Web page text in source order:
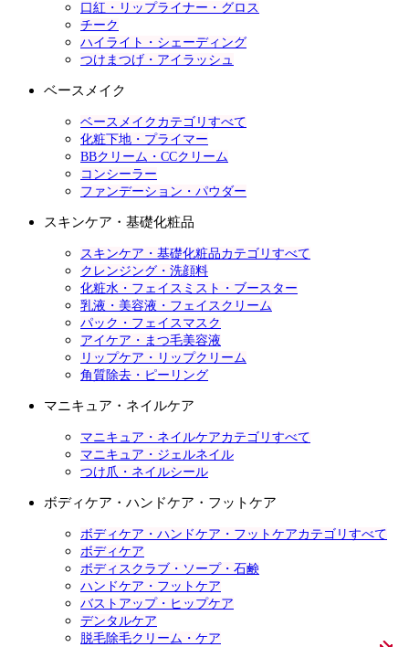
口紅・リップライナー・グロス
チーク
ハイライト・シェーディング
つけまつげ・アイラッシュ
ベースメイク
ベースメイクカテゴリすべて
化粧下地・プライマー
BBクリーム・CCクリーム
コンシーラー
ファンデーション・パウダー
スキンケア・基礎化粧品
スキンケア・基礎化粧品カテゴリすべて
クレンジング・洗顔料
化粧水・フェイスミスト・ブースター
乳液・美容液・フェイスクリーム
パック・フェイスマスク
アイケア・まつ毛美容液
リップケア・リップクリーム
角質除去・ピーリング
マニキュア・ネイルケア
マニキュア・ネイルケアカテゴリすべて
マニキュア・ジェルネイル
つけ爪・ネイルシール
ボディケア・ハンドケア・フットケア
ボディケア・ハンドケア・フットケアカテゴリすべて
ボディケア
ボディスクラブ・ソープ・石鹸
ハンドケア・フットケア
バストアップ・ヒップケア
デンタルケア
脱毛除毛クリーム・ケア